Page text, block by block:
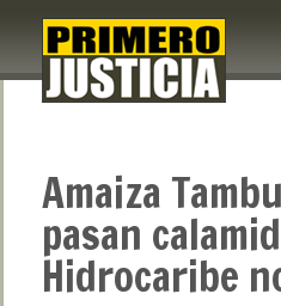
Amaiza
pasan
Hidrocaribe